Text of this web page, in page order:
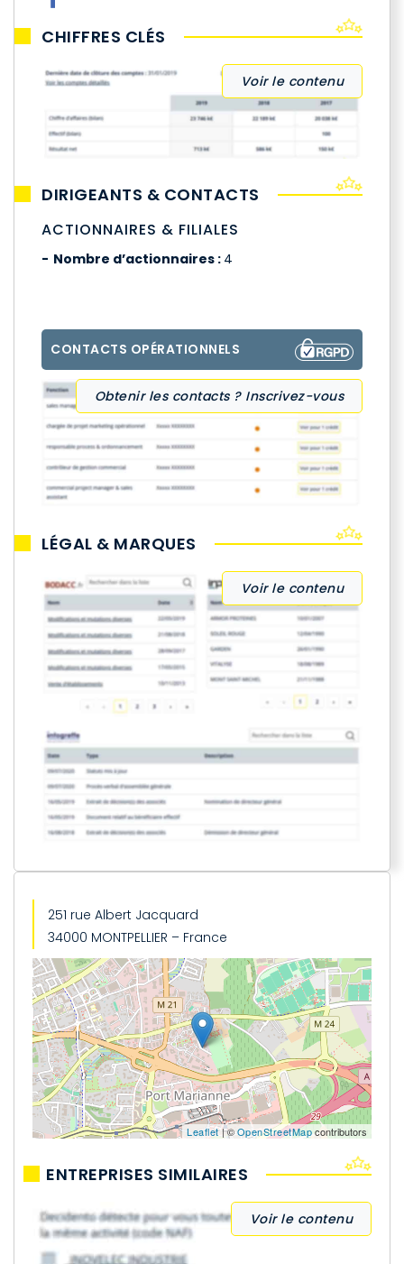
CHIFFRES CLÉS
Voir le contenu
DIRIGEANTS & CONTACTS
ACTIONNAIRES & FILIALES
Nombre d’actionnaires : 4
CONTACTS OPÉRATIONNELS
Obtenir les contacts ? Inscrivez-vous
LÉGAL & MARQUES
Voir le contenu
251 rue Albert Jacquard
34000 MONTPELLIER – France
Leaflet| ©OpenStreetMapcontributors
ENTREPRISES SIMILAIRES
Voir le contenu